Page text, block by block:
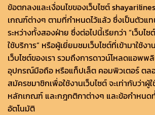
ข้อตกลงและเงื่อนไขของเว็บไซต์
เกณฑ์ต่างๆ ตามที่กำหนดไว้แล้ว ซึ่งเป็นตัวแ
ระหว่างทั้งสองฝ่าย ซึ่งต่อไปนี้เรียกว่า “เว็บไ
ใช้บริการ” หรือผู้เยี่ยมชมเว็บไซต์ที่เข้ามาใช้ง
เว็บไซต์ของเรา รวมถึงการดาวน์โหลดแอพพ
อุปกรณ์มือถือ หรือแท็ปเล็ต คอมพิวเตอร์ ต
สมัครชมาชิกเพื่อใช้งานเว็บไซต์ จะเท่ากับว่าผู้
หลักเกณฑ์ และกฎกติกาต่างๆ และข้อกำหนด
อัตโนมัติ